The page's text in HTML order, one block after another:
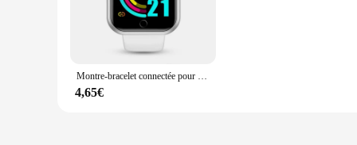
**Versatile and Adaptable**
The montre connecter is designed to cater to various
companion. Its digital display ensures accurate
choice for those who value both style and practicality.
**A Gift That Connects**
Looking for a thoughtful gift? The montre connecter sets
Montre-bracelet connectée pour hommes et femmes, Bluetooth, téléphone connecté, lecteur de musique, bracelet de sport de fitness, moniteur de sommeil, montres numériques
4,65€